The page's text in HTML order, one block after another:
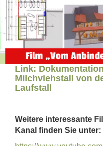
Link:
Milchviehstall von
Laufstall
Weitere interessante
Kanal finden Sie unter: